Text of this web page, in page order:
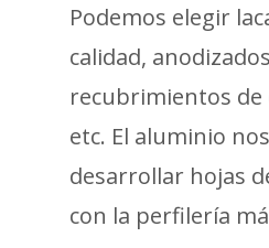
Podemos elegir
calidad,
recubrimientos de
etc. El aluminio
desarrollar hojas
con la perfilería